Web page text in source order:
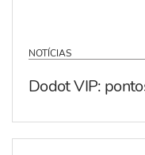
NOTÍCIAS
Dodot VIP: